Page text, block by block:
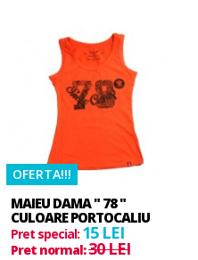
OFERTA!!!
MAIEU DAMA " 78 "
CULOARE PORTOCALIU
Pret special: 15 LEI
Pret normal:30 LEI